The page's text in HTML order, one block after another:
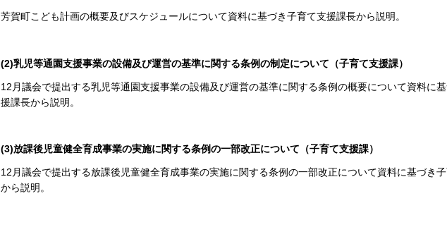
芳賀町こども計画の概要及びスケジュールについて資料に基づき子育て支援課長から説明。
(2)乳児等通園支援事業の設備及び運営の基準に関する条例の制定について（子育て支援課）
12月議会で提出する乳児等通園支援事業の設備及び運営の基準に関する条例の概要について資料に
援課長から説明。
(3)放課後児童健全育成事業の実施に関する条例の一部改正について（子育て支援課）
12月議会で提出する放課後児童健全育成事業の実施に関する条例の一部改正について資料に基づき
から説明。